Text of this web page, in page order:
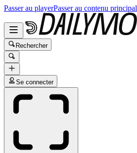
Passer au playerPasser au contenu principal
Rechercher
Se connecter